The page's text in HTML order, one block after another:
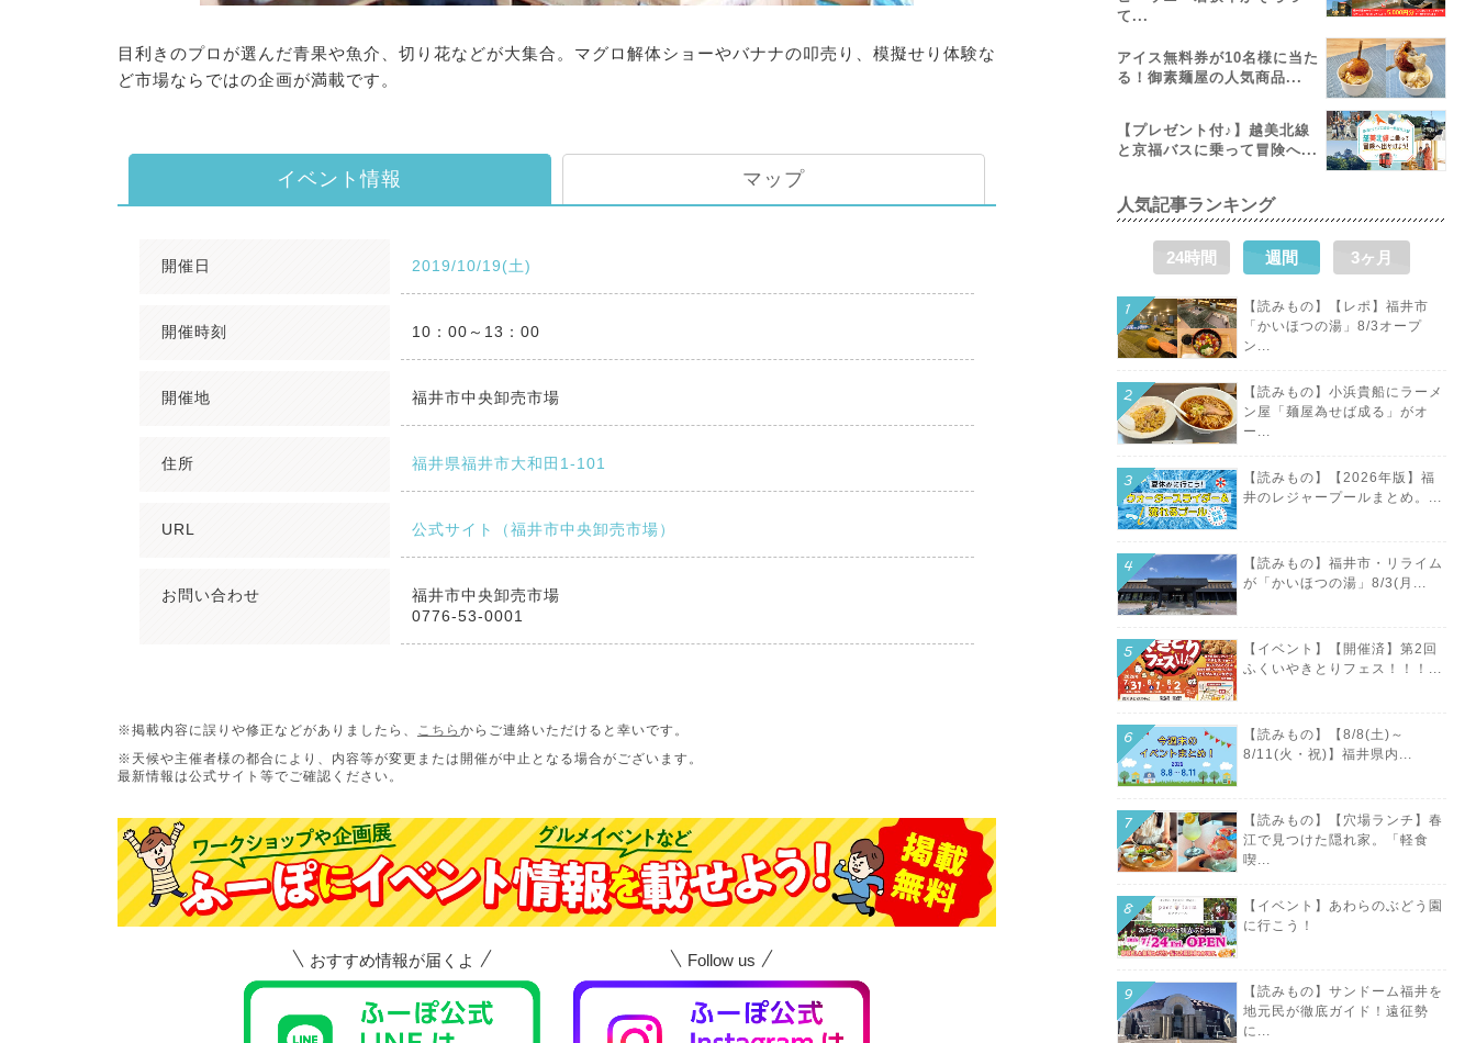
目利きのプロが選んだ青果や魚介、切り花などが大集合。マグロ解体ショーやバナナの叩売り、模擬せり体験な
ど市場ならではの企画が満載です。
イベント情報 マップ
開催日 2019/10/19(土)
開催時刻 10：00～13：00
開催地 福井市中央卸売市場
住所 福井県福井市大和田1-101
URL 公式サイト（福井市中央卸売市場）
お問い合わせ
福井市中央卸売市場
0776-53-0001
※掲載内容に誤りや修正などがありましたら、 こちら からご連絡いただけると幸いです。
※天候や主催者様の都合により、内容等が変更または開催が中止となる場合がございます。
最新情報は公式サイト等でご確認ください。
おすすめ情報が届くよ Follow us
て...
アイス無料券が10名様に当た
る！御素麺屋の人気商品...
【プレゼント付♪】越美北線
と京福バスに乗って冒険へ...
人気記事ランキング
24時間 週間 3ヶ月
【読みもの】【レポ】福井市
「かいほつの湯」8/3オープ
ン...
【読みもの】小浜貴船にラーメ
ン屋「麺屋為せば成る」がオ
ー...
【読みもの】【2026年版】福
井のレジャープールまとめ。...
【読みもの】福井市・リライム
が「かいほつの湯」8/3(月...
【イベント】【開催済】第2回
ふくいやきとりフェス！！！...
【読みもの】【8/8(土)～
8/11(火・祝)】福井県内...
【読みもの】【穴場ランチ】春
江で見つけた隠れ家。「軽食
喫...
【イベント】あわらのぶどう園
に行こう！
【読みもの】サンドーム福井を
地元民が徹底ガイド！遠征勢
に...